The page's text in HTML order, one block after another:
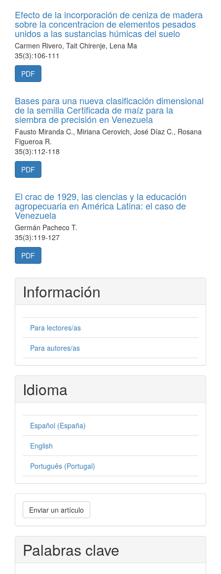
Efecto de la incorporación de ceniza de madera
sobre la concentracion de elementos pesados
unidos a las sustancias húmicas del suelo
Carmen Rivero, Tait Chirenje, Lena Ma
35(3):106-111
PDF
Bases para una nueva clasificación dimensional
de la semilla Certificada de maíz para la
siembra de precisión en Venezuela
Fausto Miranda C., Miriana Cerovich, José Díaz C., Rosana
Figueroa R.
35(3):112-118
PDF
El crac de 1929, las ciencias y la educación
agropecuaria en América Latina: el caso de
Venezuela
Germán Pacheco T.
35(3):119-127
PDF
Información
Para lectores/as
Para autores/as
Idioma
Español (España)
English
Português (Portugal)
Enviar
un
artículo
Enviar un artículo
Palabras clave